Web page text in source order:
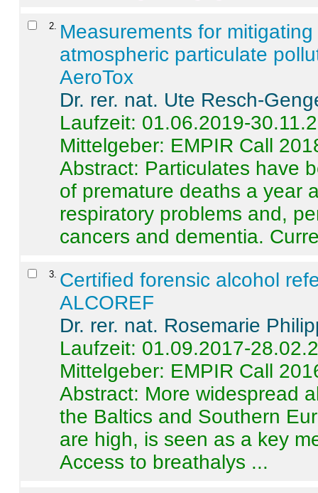
2
Measurements for
atmospheric particulate
AeroTox
Dr. rer. nat. Ute Resch-
Laufzeit: 01.06.2019-
Mittelgeber: EMPIR Call
Abstract: Particulates have
of premature deaths a year
respiratory problems and,
cancers and dementia.
3 Certified forensic alcohol
ALCOREF
Dr. rer. nat. Rosemarie
Laufzeit: 01.09.2017-
Mittelgeber: EMPIR Call
Abstract: More widespread
the Baltics and Southern
are high, is seen as a key
Access to breathalys ...